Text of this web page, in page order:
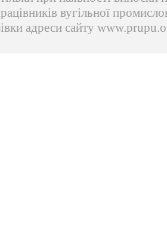
вугільної
адреси сайту